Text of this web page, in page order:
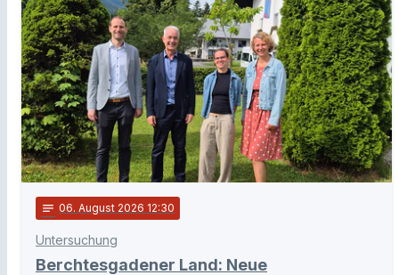
notes 06. August 2026 12:30
Untersuchung
Berchtesgadener Land: Neue